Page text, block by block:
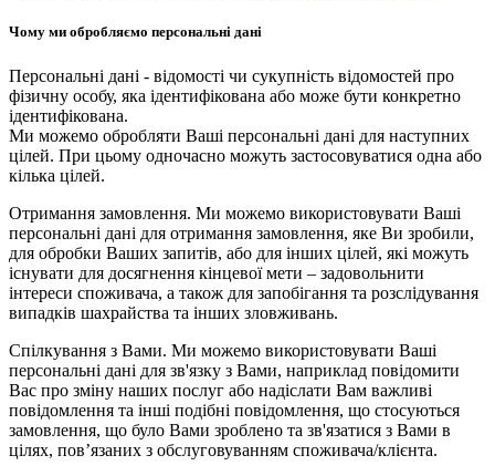
Чому ми обробляємо персональні дані
Персональні дані - відомості чи сукупність відомостей про
фізичну особу, яка ідентифікована або може бути конкретно
ідентифікована.
Ми можемо обробляти Ваші персональні дані для наступних
цілей. При цьому одночасно можуть застосовуватися одна або
кілька цілей.
Отримання замовлення. Ми можемо використовувати Ваші
персональні дані для отримання замовлення, яке Ви зробили,
для обробки Ваших запитів, або для інших цілей, які можуть
існувати для досягнення кінцевої мети – задовольнити
інтереси споживача, а також для запобігання та розслідування
випадків шахрайства та інших зловживань.
Спілкування з Вами. Ми можемо використовувати Ваші
персональні дані для зв'язку з Вами, наприклад повідомити
Вас про зміну наших послуг або надіслати Вам важливі
повідомлення та інші подібні повідомлення, що стосуються
замовлення, що було Вами зроблено та зв'язатися з Вами в
цілях, пов’язаних з обслуговуванням споживача/клієнта.